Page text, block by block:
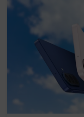
personalizovaného
Funkce
Přiřazování a
údajů, Propojení
zařízení na základě
informací.
Zajištění bezpečnosti,
podvodů a